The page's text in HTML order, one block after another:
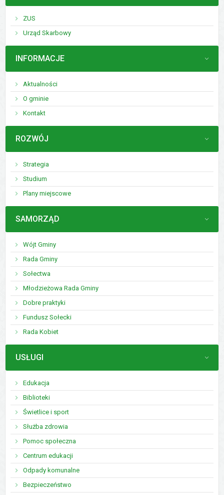
ZUS
Urząd Skarbowy
MENU
INFORMACJE
Aktualności
O gminie
Kontakt
MENU
ROZWÓJ
Strategia
Studium
Plany miejscowe
MENU
SAMORZĄD
Wójt Gminy
Rada Gminy
Sołectwa
Młodzieżowa Rada Gminy
Dobre praktyki
Fundusz Sołecki
Rada Kobiet
MENU
USŁUGI
Edukacja
Biblioteki
Świetlice i sport
Służba zdrowia
Pomoc społeczna
Centrum edukacji
Odpady komunalne
Bezpieczeństwo